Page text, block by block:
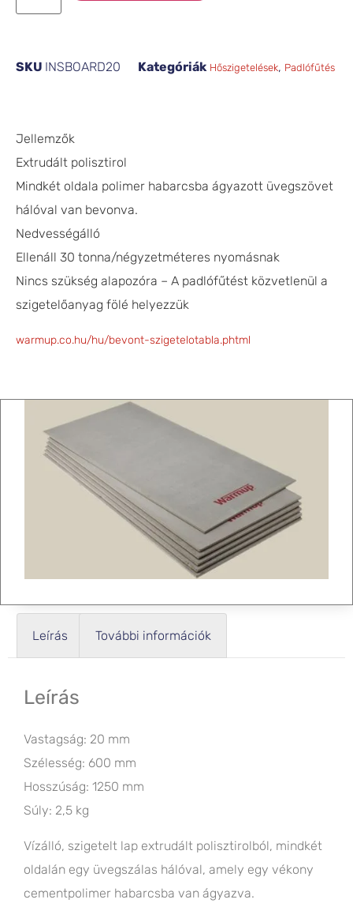
SKU INSBOARD20 Kategóriák Hőszigetelések, Padlófűtés
Jellemzők
Extrudált polisztirol
Mindkét oldala polimer habarcsba ágyazott üvegszövet
hálóval van bevonva.
Nedvességálló
Ellenáll 30 tonna/négyzetméteres nyomásnak
Nincs szükség alapozóra – A padlófűtést közvetlenül a
szigetelőanyag fölé helyezzük
warmup.co.hu/hu/bevont-szigetelotabla.phtml
Leírás További információk
Leírás
Vastagság: 20 mm
Szélesség: 600 mm
Hosszúság: 1250 mm
Súly: 2,5 kg
Vízálló, szigetelt lap extrudált polisztirolból, mindkét
oldalán egy üvegszálas hálóval, amely egy vékony
cementpolimer habarcsba van ágyazva.